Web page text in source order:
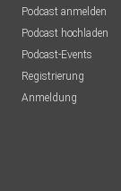
Podcast anmelden
Podcast hochladen
Podcast-Events
Registrierung
Anmeldung